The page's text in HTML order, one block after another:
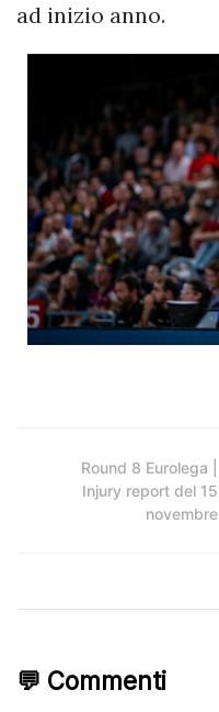
ad inizio anno.
Round 8 Eurolega |
Injury report del 15
novembre
💬 Commenti